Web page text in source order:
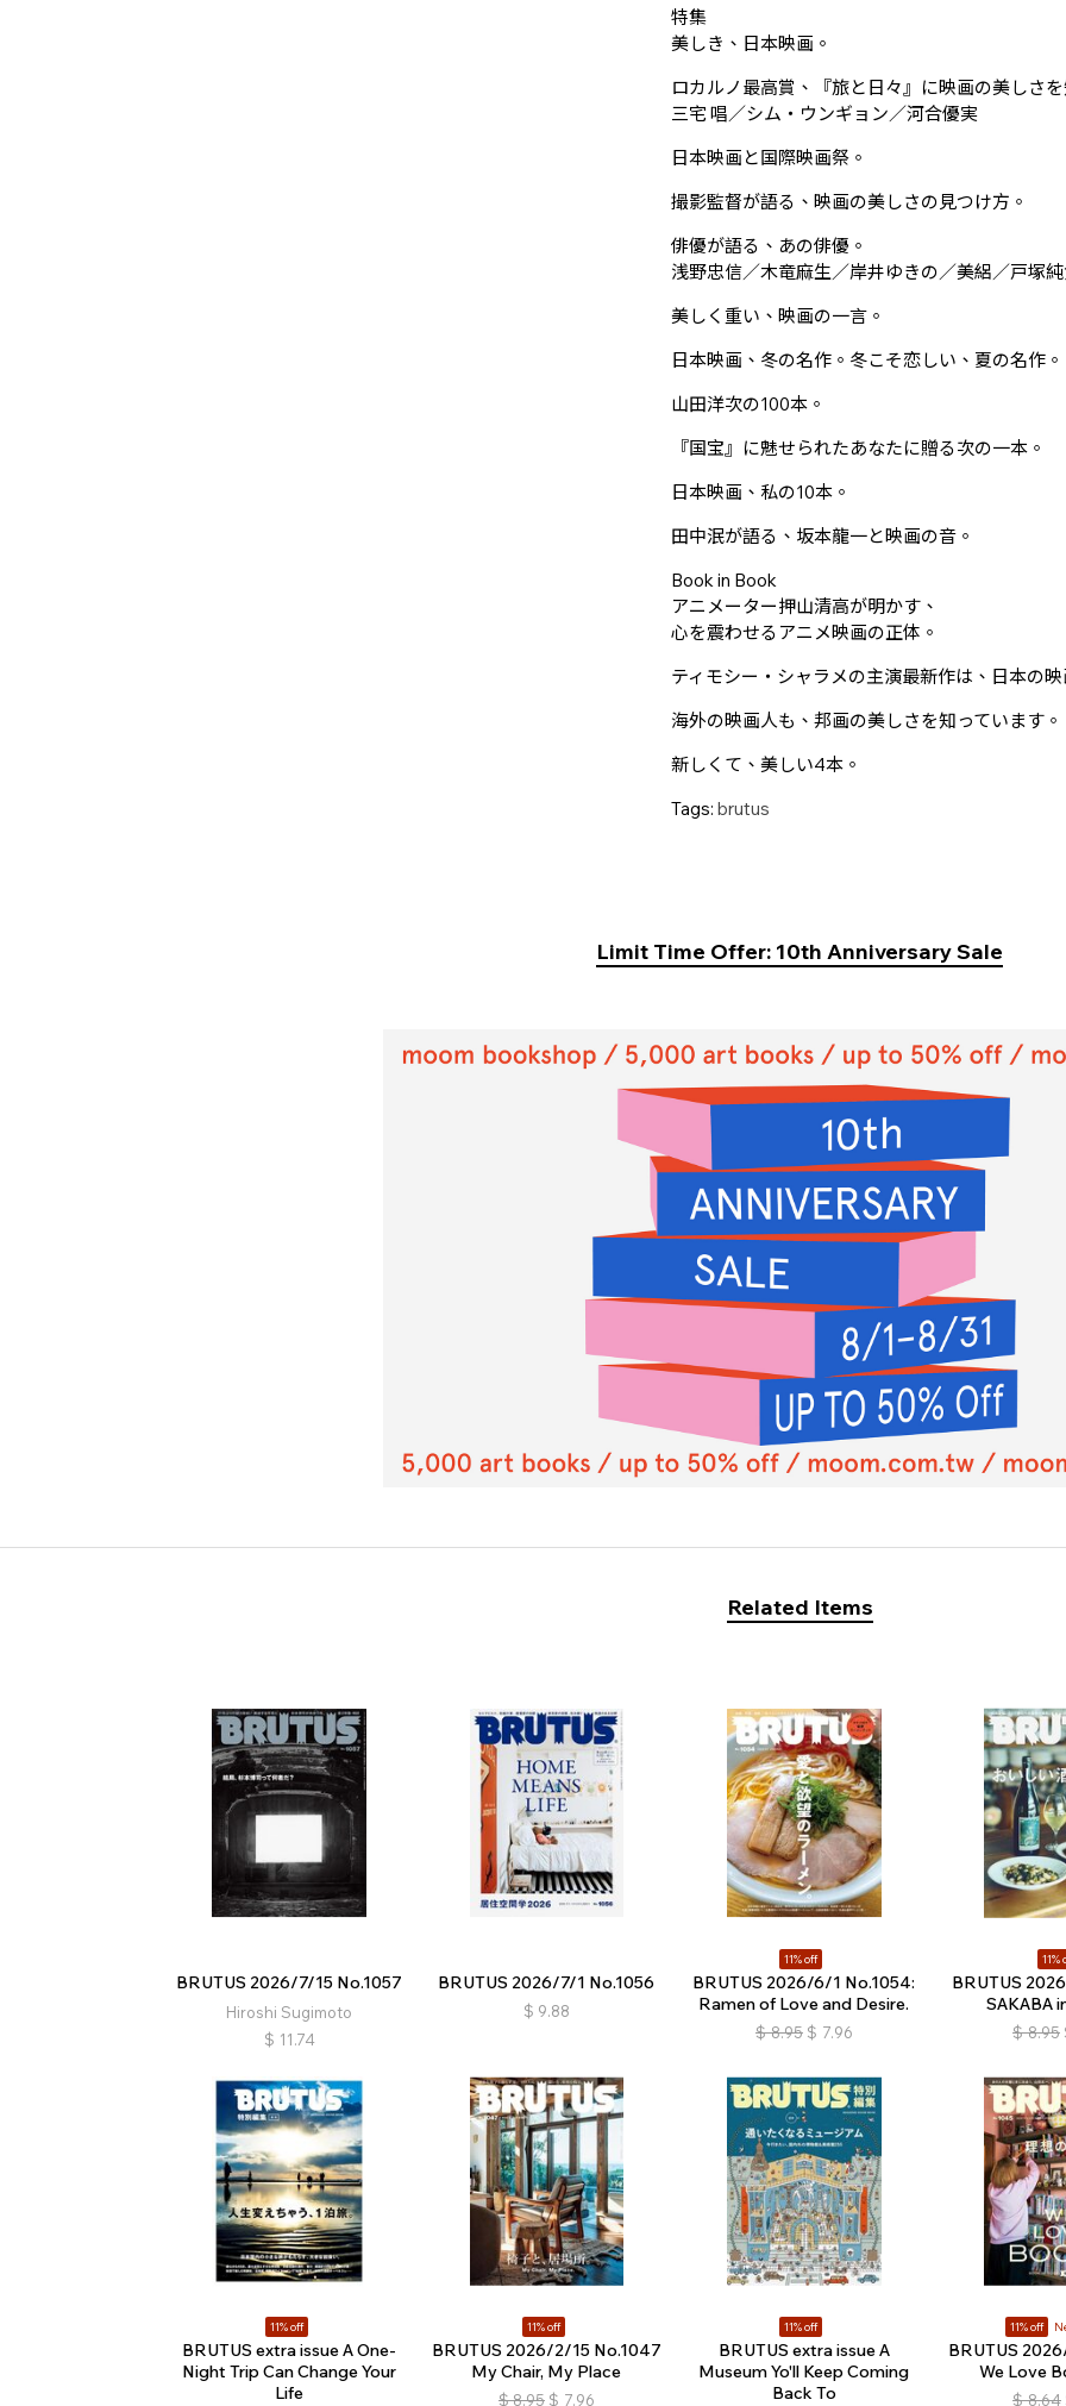
特集
美しき、日本映画。
ロカルノ最高賞、『旅と日々』に映画の美しさを
三宅 唱／シム・ウンギョン／河合優実
日本映画と国際映画祭。
撮影監督が語る、映画の美しさの見つけ方。
俳優が語る、あの俳優。
浅野忠信／木竜麻生／岸井ゆきの／美絽／戸塚
美しく重い、映画の一言。
日本映画、冬の名作。冬こそ恋しい、夏の名作。
山田洋次の100本。
『国宝』に魅せられたあなたに贈る次の一本。
日本映画、私の10本。
田中泯が語る、坂本龍一と映画の音。
Book in Book
アニメーター押山清高が明かす、
心を震わせるアニメ映画の正体。
ティモシー・シャラメの主演最新作は、日本の映
海外の映画人も、邦画の美しさを知っています。
新しくて、美しい4本。
Tags: brutus
Limit Time Offer: 10th Anniversary Sale
Related Items
BRUTUS 2026/7/15 No.1057
Hiroshi Sugimoto
$ 11.74
BRUTUS 2026/7/1 No.1056
$ 9.88
11% off
BRUTUS 2026/6/1 No.1054:
Ramen of Love and Desire.
$ 8.95 $ 7.96
11%
BRUTUS
SAKABA
$ 8.95
11% off
BRUTUS extra issue A One-
Night Trip Can Change Your
Life
11% off
BRUTUS 2026/2/15 No.1047
My Chair, My Place
$ 8.95 $ 7.96
11% off
BRUTUS extra issue A
Museum Yo'll Keep Coming
Back To
11% off
BRUTUS
We Love
$ 8.64